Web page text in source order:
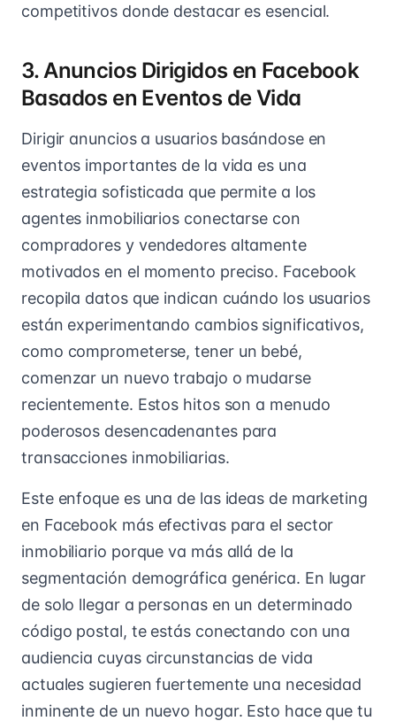
competitivos donde destacar es esencial.
3. Anuncios Dirigidos en Facebook
Basados en Eventos de Vida
Dirigir anuncios a usuarios basándose en
eventos importantes de la vida es una
estrategia sofisticada que permite a los
agentes inmobiliarios conectarse con
compradores y vendedores altamente
motivados en el momento preciso. Facebook
recopila datos que indican cuándo los usuarios
están experimentando cambios significativos,
como comprometerse, tener un bebé,
comenzar un nuevo trabajo o mudarse
recientemente. Estos hitos son a menudo
poderosos desencadenantes para
transacciones inmobiliarias.
Este enfoque es una de las ideas de marketing
en Facebook más efectivas para el sector
inmobiliario porque va más allá de la
segmentación demográfica genérica. En lugar
de solo llegar a personas en un determinado
código postal, te estás conectando con una
audiencia cuyas circunstancias de vida
actuales sugieren fuertemente una necesidad
inminente de un nuevo hogar. Esto hace que tu